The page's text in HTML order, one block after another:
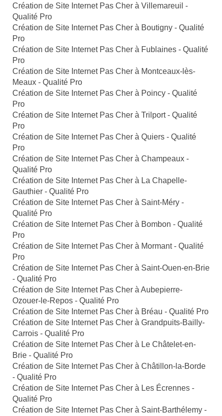
Création de Site Internet Pas Cher à Villemareuil -
Qualité Pro
Création de Site Internet Pas Cher à Boutigny - Qualité
Pro
Création de Site Internet Pas Cher à Fublaines - Qualité
Pro
Création de Site Internet Pas Cher à Montceaux-lès-
Meaux - Qualité Pro
Création de Site Internet Pas Cher à Poincy - Qualité
Pro
Création de Site Internet Pas Cher à Trilport - Qualité
Pro
Création de Site Internet Pas Cher à Quiers - Qualité
Pro
Création de Site Internet Pas Cher à Champeaux -
Qualité Pro
Création de Site Internet Pas Cher à La Chapelle-
Gauthier - Qualité Pro
Création de Site Internet Pas Cher à Saint-Méry -
Qualité Pro
Création de Site Internet Pas Cher à Bombon - Qualité
Pro
Création de Site Internet Pas Cher à Mormant - Qualité
Pro
Création de Site Internet Pas Cher à Saint-Ouen-en-Brie
- Qualité Pro
Création de Site Internet Pas Cher à Aubepierre-
Ozouer-le-Repos - Qualité Pro
Création de Site Internet Pas Cher à Bréau - Qualité Pro
Création de Site Internet Pas Cher à Grandpuits-Bailly-
Carrois - Qualité Pro
Création de Site Internet Pas Cher à Le Châtelet-en-
Brie - Qualité Pro
Création de Site Internet Pas Cher à Châtillon-la-Borde
- Qualité Pro
Création de Site Internet Pas Cher à Les Écrennes -
Qualité Pro
Création de Site Internet Pas Cher à Saint-Barthélemy -